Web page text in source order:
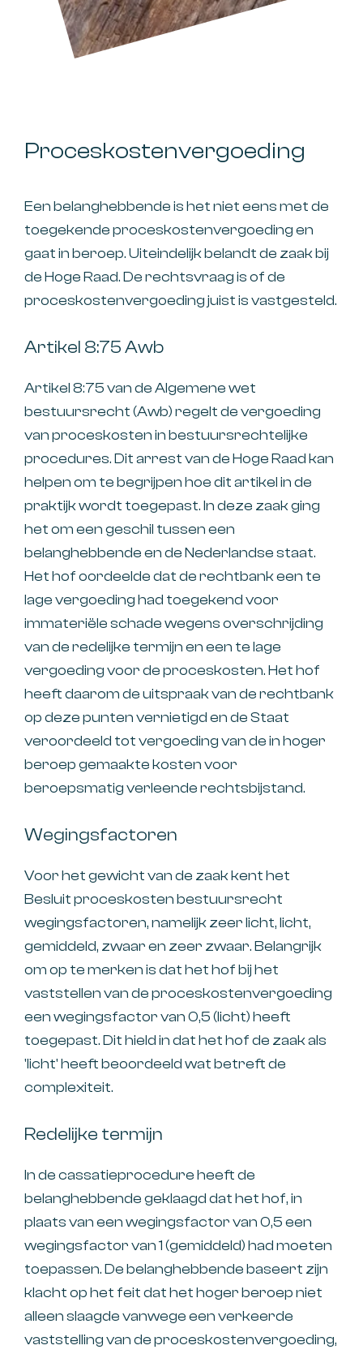
Proceskostenvergoeding
Een belanghebbende is het niet eens met de
toegekende proceskostenvergoeding en
gaat in beroep. Uiteindelijk belandt de zaak bij
de Hoge Raad. De rechtsvraag is of de
proceskostenvergoeding juist is vastgesteld.
Artikel 8:75 Awb
Artikel 8:75 van de Algemene wet
bestuursrecht (Awb) regelt de vergoeding
van proceskosten in bestuursrechtelijke
procedures. Dit arrest van de Hoge Raad kan
helpen om te begrijpen hoe dit artikel in de
praktijk wordt toegepast. In deze zaak ging
het om een geschil tussen een
belanghebbende en de Nederlandse staat.
Het hof oordeelde dat de rechtbank een te
lage vergoeding had toegekend voor
immateriële schade wegens overschrijding
van de redelijke termijn en een te lage
vergoeding voor de proceskosten. Het hof
heeft daarom de uitspraak van de rechtbank
op deze punten vernietigd en de Staat
veroordeeld tot vergoeding van de in hoger
beroep gemaakte kosten voor
beroepsmatig verleende rechtsbijstand.
Wegingsfactoren
Voor het gewicht van de zaak kent het
Besluit proceskosten bestuursrecht
wegingsfactoren, namelijk zeer licht, licht,
gemiddeld, zwaar en zeer zwaar. Belangrijk
om op te merken is dat het hof bij het
vaststellen van de proceskostenvergoeding
een wegingsfactor van 0,5 (licht) heeft
toegepast. Dit hield in dat het hof de zaak als
'licht' heeft beoordeeld wat betreft de
complexiteit.
Redelijke termijn
In de cassatieprocedure heeft de
belanghebbende geklaagd dat het hof, in
plaats van een wegingsfactor van 0,5 een
wegingsfactor van 1 (gemiddeld) had moeten
toepassen. De belanghebbende baseert zijn
klacht op het feit dat het hoger beroep niet
alleen slaagde vanwege een verkeerde
vaststelling van de proceskostenvergoeding,